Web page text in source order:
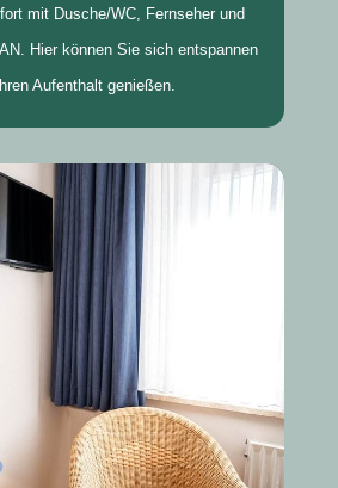
mit Dusche/WC, Fernseher und
Hier können Sie sich entspannen
Aufenthalt genießen.